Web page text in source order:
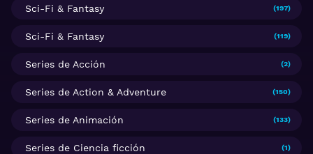
Sci-Fi & Fantasy (197)
Sci-Fi & Fantasy (119)
Series de Acción (2)
Series de Action & Adventure (150)
Series de Animación (133)
Series de Ciencia ficción (1)